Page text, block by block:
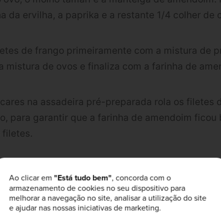
da ervilha, a paprika e a restante 1/4 colher de
de frango primeiramente com a mistura de
mistura de ovos e finaliza com a farinha de
na assadeira pré-preparada rola os filetes
para garantir que a farinha de amendoim ficou
filetes.
por 15 minutos, até os filetes ficarem levemente
fica ao teu gosto. Agora convida amigos,
Ao clicar em"Está tudo bem", concorda com o
armazenamento de cookies no seu dispositivo para
melhorar a navegação no site, analisar a utilização do site
e ajudar nas nossas iniciativas de marketing.